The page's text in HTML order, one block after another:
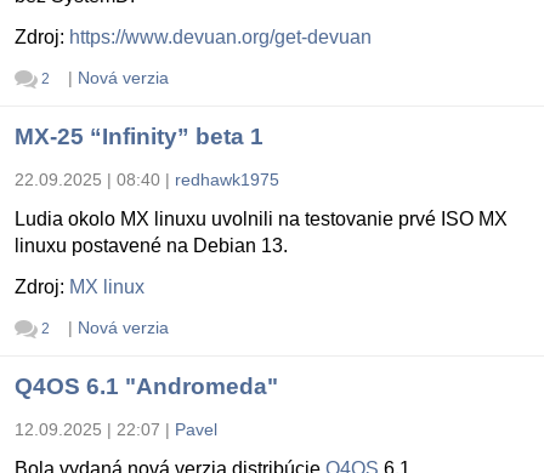
Zdroj: https://www.devuan.org/get-devuan
2 | Nová verzia
MX-25 “Infinity” beta 1
22.09.2025 | 08:40 | redhawk1975
Ludia okolo MX linuxu uvolnili na testovanie prvé ISO MX
linuxu postavené na Debian 13.
Zdroj: MX linux
2 | Nová verzia
Q4OS 6.1 "Andromeda"
12.09.2025 | 22:07 | Pavel